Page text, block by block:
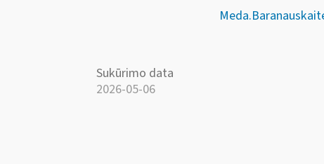
Sukūrimo data
2026-05-06